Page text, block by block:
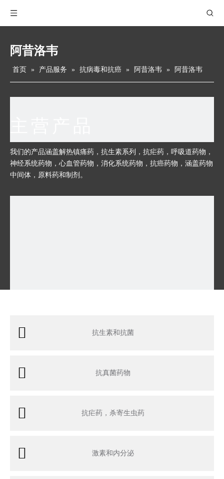
阿昔洛韦
首页 » 产品服务 » 抗病毒和抗癌 » 阿昔洛韦 » 阿昔洛韦
我们的产品涵盖解热镇痛药，抗生素系列，抗疟药，呼吸道药物，
神经系统药物，心血管药物，消化系统药物，抗癌药物，涵盖药物
中间体，原料药和制剂。
抗生素和抗菌
抗真菌药物
抗疟药，杀寄生虫药
激素和内分泌